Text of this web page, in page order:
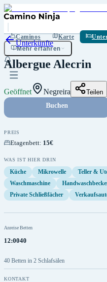
Caminos Karte
Mehr erfahren
Unterkünfte
Albergue Alecrin
Geöffnet Negreira Teilen
Buchen
PREIS
Etagenbett: 15€
WAS IST HIER DRIN
Küche Mikrowelle Teller &
Waschmaschine
Private Schließfächer
Anreise
12:00
Betten
40
40 Betten in 2 Schlafsälen
KONTAKT